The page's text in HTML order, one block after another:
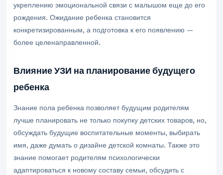
укреплению эмоциональной связи с малышом еще до его
рождения. Ожидание ребенка становится
конкретизированным, а подготовка к его появлению —
более целенаправленной.
Влияние УЗИ на планирование будущего
ребенка
Знание пола ребенка позволяет будущим родителям
лучше планировать не только покупку детских товаров, но,
обсуждать будущие воспитательные моменты, выбирать
имя, даже думать о дизайне детской комнаты. Также это
знание помогает родителям психологически
адаптироваться к новому составу семьи, обсудить с